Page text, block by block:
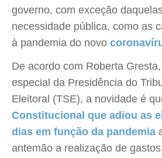
governo, com exceção
necessidade pública, como as
à pandemia do novo
De acordo com Roberta
especial da Presidência do
Eleitoral (TSE), a novidade é
Constitucional que adiou as
dias em função da pandemia
antemão a realização de